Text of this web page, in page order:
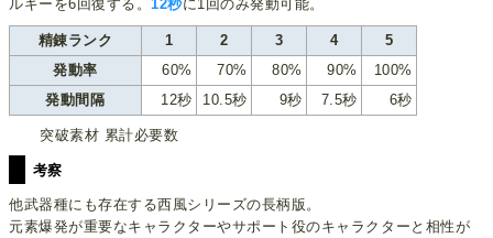
ルギーを6回復する。12秒に1回のみ発動可能。
精錬ランク 1 2 3 4
5
発動率
60% 70% 80% 90%
100%
発動間隔
12秒 10.5秒 9秒 7.5秒 6秒
突破素材 累計必要数
考察
他武器種にも存在する西風シリーズの長柄版。
元素爆発が重要なキャラクターやサポート役のキャラクターと相性が